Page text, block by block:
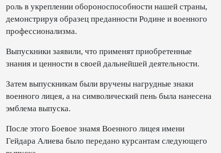
роль в укреплении обороноспособности нашей страны,
демонстрируя образец преданности Родине и военного
профессионализма.
Выпускники заявили, что применят приобретенные
знания и ценности в своей дальнейшей деятельности.
Затем выпускникам были вручены нагрудные знаки
военного лицея, а на символический пень была нанесена
эмблема выпуска.
После этого Боевое знамя Военного лицея имени
Гейдара Алиева было передано курсантам следующего